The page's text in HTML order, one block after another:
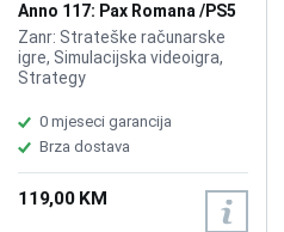
Anno 117: Pax Romana /PS5
Zanr: Strateške računarske
igre, Simulacijska videoigra,
Strategy
0 mjeseci garancija
Brza dostava
119,00 KM